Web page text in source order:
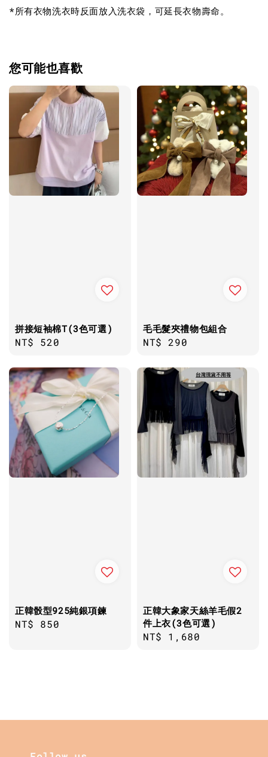
*所有衣物洗衣時反面放入洗衣袋，可延長衣物壽命。
您可能也喜歡
拼接短袖棉T(3色可選)
Regular
NT$ 520
毛毛髮夾禮物包組合
Regular
NT$ 290
正韓骰型925純銀項鍊
Regular
NT$ 850
正韓大象家天絲羊毛假2
件上衣(3色可選)
Regular
NT$ 1,680